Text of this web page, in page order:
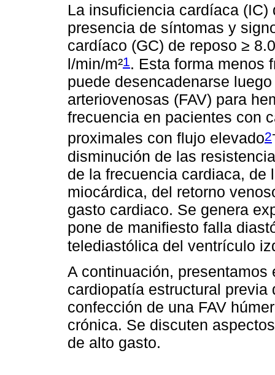
La insuficiencia cardíaca
presencia de síntomas y
cardíaco (GC) de reposo ≥
l/min/m²1. Esta forma menos
puede desencadenarse
arteriovenosas (FAV) para
frecuencia en pacientes con
proximales con flujo elevado2
disminución de las
de la frecuencia cardiaca, de
miocárdica, del retorno
gasto cardiaco. Se genera
pone de manifiesto falla
telediastólica del ventrículo
A continuación,
cardiopatía estructural
confección de una FAV
crónica. Se discuten
de alto gasto.